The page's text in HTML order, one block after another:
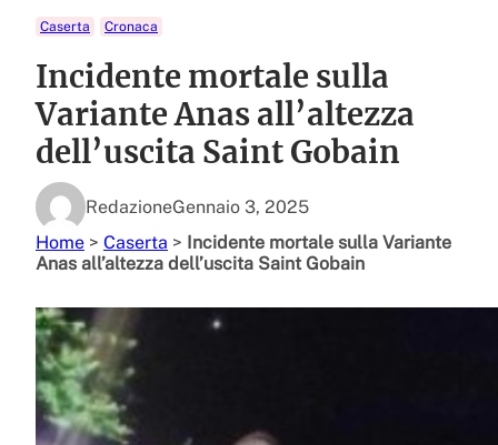
Caserta Cronaca
Incidente mortale sulla
Variante Anas all’altezza
dell’uscita Saint Gobain
RedazioneGennaio 3, 2025
Home > Caserta > Incidente mortale sulla Variante
Anas all’altezza dell’uscita Saint Gobain